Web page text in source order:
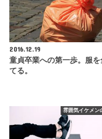
2016.12.19
童貞卒業への第一歩。服を
てる。
雰囲気イケメン